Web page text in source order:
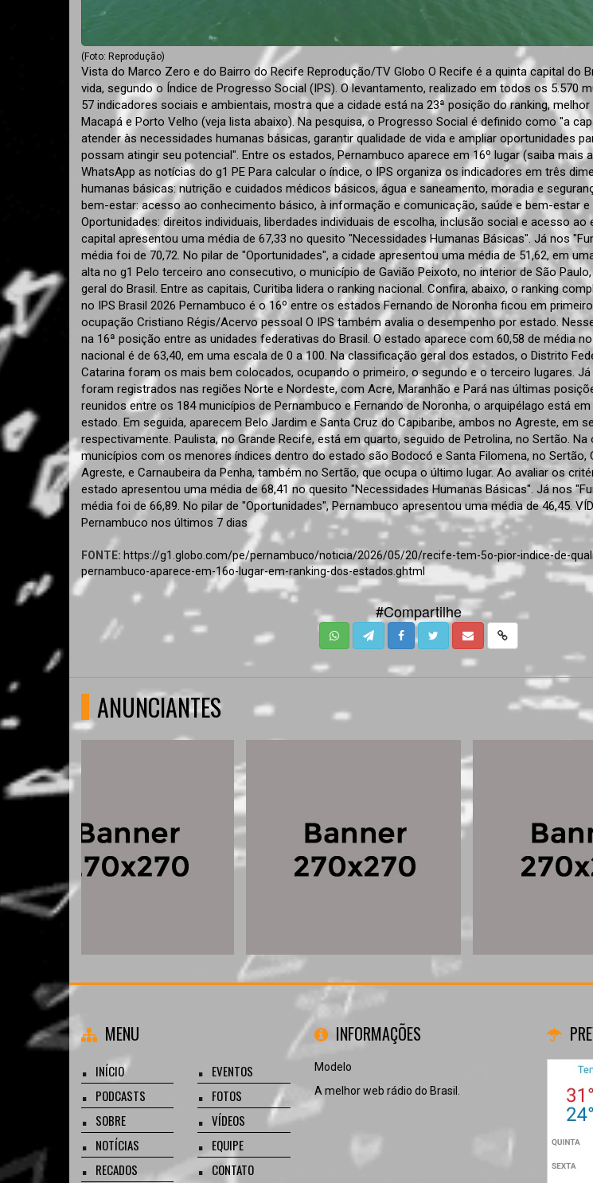
(Foto: Reprodução)
Vista do Marco Zero e do Bairro do Recife Reprodução/TV Globo O Recife é a quinta capital do
vida, segundo o Índice de Progresso Social (IPS). O levantamento, realizado em todos os 5.570
57 indicadores sociais e ambientais, mostra que a cidade está na 23ª posição do ranking, melhor
Macapá e Porto Velho (veja lista abaixo). Na pesquisa, o Progresso Social é definido como "a
atender às necessidades humanas básicas, garantir qualidade de vida e ampliar oportunidades
possam atingir seu potencial". Entre os estados, Pernambuco aparece em 16º lugar (saiba mais
WhatsApp as notícias do g1 PE Para calcular o índice, o IPS organiza os indicadores em três
humanas básicas: nutrição e cuidados médicos básicos, água e saneamento, moradia e
bem-estar: acesso ao conhecimento básico, à informação e comunicação, saúde e bem-estar e
Oportunidades: direitos individuais, liberdades individuais de escolha, inclusão social e acesso ao
capital apresentou uma média de 67,33 no quesito "Necessidades Humanas Básicas". Já nos
média foi de 70,72. No pilar de "Oportunidades", a cidade apresentou uma média de 51,62, em
alta no g1 Pelo terceiro ano consecutivo, o município de Gavião Peixoto, no interior de São
geral do Brasil. Entre as capitais, Curitiba lidera o ranking nacional. Confira, abaixo, o ranking
no IPS Brasil 2026 Pernambuco é o 16º entre os estados Fernando de Noronha ficou em
ocupação Cristiano Régis/Acervo pessoal O IPS também avalia o desempenho por estado.
na 16ª posição entre as unidades federativas do Brasil. O estado aparece com 60,58 de média
nacional é de 63,40, em uma escala de 0 a 100. Na classificação geral dos estados, o Distrito
Catarina foram os mais bem colocados, ocupando o primeiro, o segundo e o terceiro lugares.
foram registrados nas regiões Norte e Nordeste, com Acre, Maranhão e Pará nas últimas
reunidos entre os 184 municípios de Pernambuco e Fernando de Noronha, o arquipélago está
estado. Em seguida, aparecem Belo Jardim e Santa Cruz do Capibaribe, ambos no Agreste, em
respectivamente. Paulista, no Grande Recife, está em quarto, seguido de Petrolina, no Sertão.
municípios com os menores índices dentro do estado são Bodocó e Santa Filomena, no Sertão,
Agreste, e Carnaubeira da Penha, também no Sertão, que ocupa o último lugar. Ao avaliar os
estado apresentou uma média de 68,41 no quesito "Necessidades Humanas Básicas". Já nos
média foi de 66,89. No pilar de "Oportunidades", Pernambuco apresentou uma média de 46,45.
Pernambuco nos últimos 7 dias
FONTE: https://g1.globo.com/pe/pernambuco/noticia/2026/05/20/recife-tem-5o-pior-indice-de-
pernambuco-aparece-em-16o-lugar-em-ranking-dos-estados.ghtml
#Compartilhe
ANUNCIANTES
MENU
INÍCIO
PODCASTS
SOBRE
NOTÍCIAS
RECADOS
EVENTOS
FOTOS
VÍDEOS
EQUIPE
CONTATO
INFORMAÇÕES
Modelo
A melhor web rádio do Brasil.